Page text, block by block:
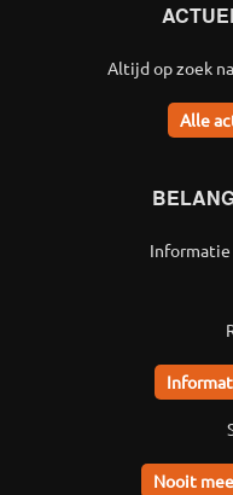
Altijd op zoek
Alle
Nooit